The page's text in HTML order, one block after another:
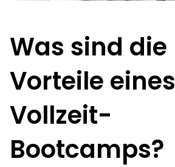
Was sind die
Vorteile eines
Vollzeit-
Bootcamps?